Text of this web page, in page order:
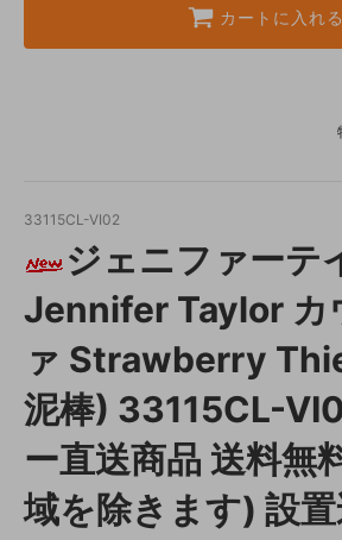
カートに入れる
33115CL-VI02
ジェニファーテ
Jennifer Taylor カ
ァ Strawberry
泥棒) 33115CL-
ー直送商品 送料無
域を除きます) 設